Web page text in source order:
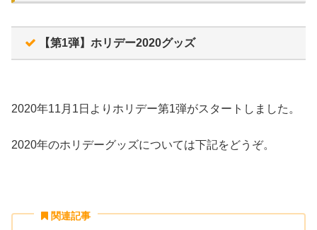
【第1弾】ホリデー2020グッズ
2020年11月1日よりホリデー第1弾がスタートしました。
2020年のホリデーグッズについては下記をどうぞ。
関連記事